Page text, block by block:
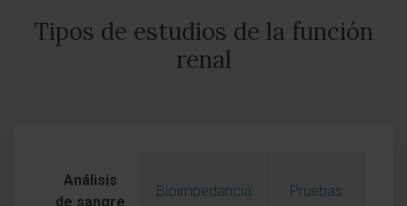
Tipos de estudios de la función
renal
Análisis
de sangre
Bioimpedancia
Pruebas